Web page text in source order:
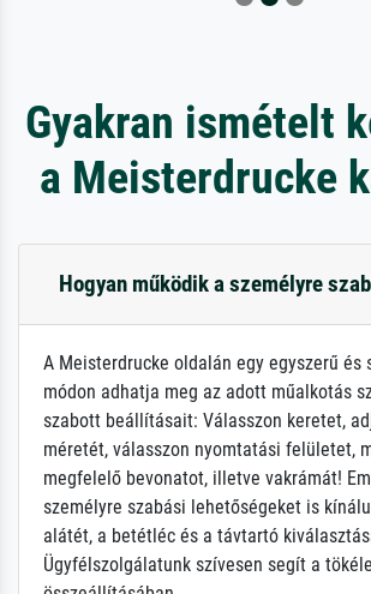
Gyakran ismételt
a Meisterdrucke
Hogyan működik a személyre
A Meisterdrucke oldalán egy egyszerű és
módon adhatja meg az adott műalkotás
szabott beállításait: Válasszon keretet,
méretét, válasszon nyomtatási felületet,
megfelelő bevonatot, illetve vakrámát!
személyre szabási lehetőségeket is
alátét, a betétléc és a távtartó
Ügyfélszolgálatunk szívesen segít a